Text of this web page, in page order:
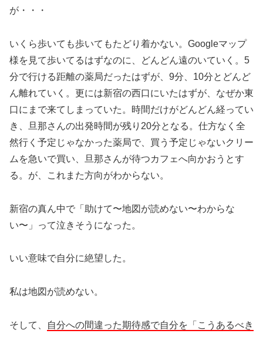
が・・・
いくら歩いても歩いてもたどり着かない。Googleマップ
様を見て歩いてるはずなのに、どんどん遠のいていく。5
分で行ける距離の薬局だったはずが、9分、10分とどんど
ん離れていく。更には新宿の西口にいたはずが、なぜか東
口にまで来てしまっていた。時間だけがどんどん経ってい
き、旦那さんの出発時間が残り20分となる。仕方なく全
然行く予定じゃなかった薬局で、買う予定じゃないクリー
ムを急いで買い、旦那さんが待つカフェへ向かおうとす
る。が、これまた方向がわからない。
新宿の真ん中で「助けて〜地図が読めない〜わからな
い〜」って泣きそうになった。
いい意味で自分に絶望した。
私は地図が読めない。
そして、
自分への間違った期待感で自分を「こうあるべき